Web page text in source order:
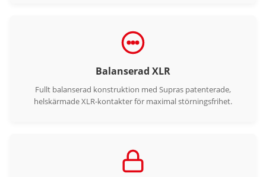
Balanserad XLR
Fullt balanserad konstruktion med Supras patenterade,
helskärmade XLR-kontakter för maximal störningsfrihet.